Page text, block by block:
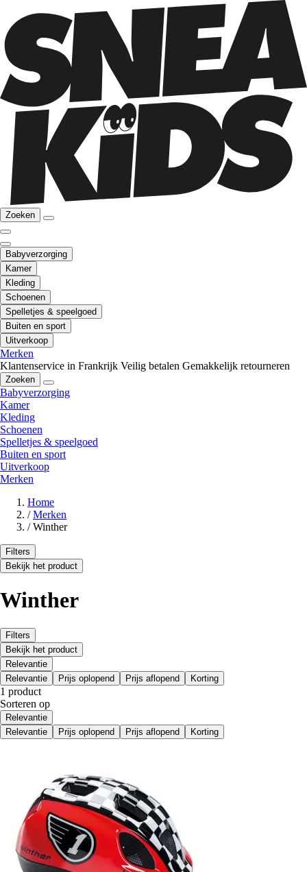
Zoeken
Babyverzorging
Kamer
Kleding
Schoenen
Spelletjes & speelgoed
Buiten en sport
Uitverkoop
Merken
Klantenservice in Frankrijk Veilig betalen Gemakkelijk retourneren
Zoeken
Babyverzorging
Kamer
Kleding
Schoenen
Spelletjes & speelgoed
Buiten en sport
Uitverkoop
Merken
Home
/ Merken
/ Winther
Filters
Bekijk het product
Winther
Filters
Bekijk het product
Relevantie
Relevantie
Prijs oplopend Prijs aflopend Korting
1 product
Sorteren op
Relevantie
Relevantie
Prijs oplopend Prijs aflopend Korting